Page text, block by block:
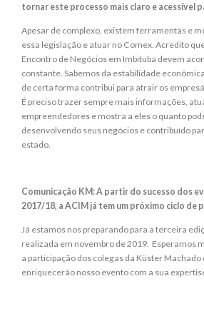
tornar este processo mais claro e acessível
Apesar de complexo, existem ferramentas e
essa legislação e atuar no Comex. Acredito
Encontro de Negócios em Imbituba devem
constante. Sabemos da estabilidade
de certa forma contribui para atrair os
É preciso trazer sempre mais informações,
empreendedores e mostra a eles o quanto
desenvolvendo seus negócios e contribuído
estado.
Comunicação KM: A partir do sucesso dos
2017/18, a ACIM já tem um próximo ciclo de
Já estamos nos preparando para a terceira
realizada em novembro de 2019. Esperamos
a participação dos colegas da Küster Machado
enriquecerão nosso evento com a sua